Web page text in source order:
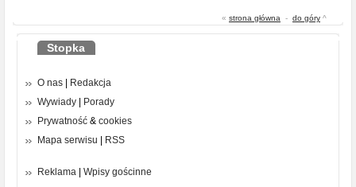
« strona główna - do góry ^
Stopka
O nas | Redakcja
Wywiady | Porady
Prywatność & cookies
Mapa serwisu | RSS
Reklama | Wpisy gościnne